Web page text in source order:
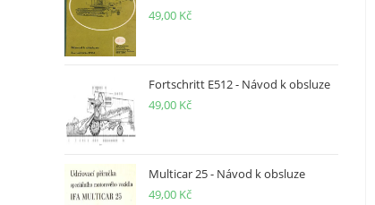
49,00 Kč
Fortschritt E512 - Návod k obsluze
49,00 Kč
Multicar 25 - Návod k obsluze
49,00 Kč